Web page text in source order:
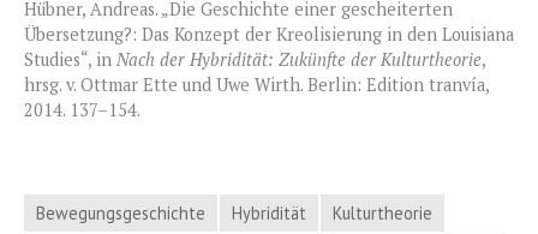
Hübner, Andreas. „Die Geschichte einer gescheiterten
Übersetzung?: Das Konzept der Kreolisierung in den Louisiana
Studies“, in Nach der Hybridität: Zukünfte der Kulturtheorie,
hrsg. v. Ottmar Ette und Uwe Wirth. Berlin: Edition tranvía,
2014. 137–154.
Bewegungsgeschichte Hybridität
Kulturtheorie